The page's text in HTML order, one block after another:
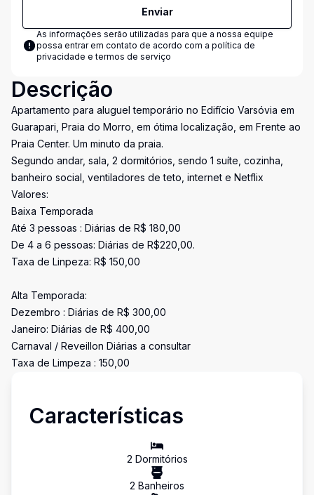
Enviar
As informações serão utilizadas para que a nossa equipe
possa entrar em contato de acordo com a política de
privacidade e termos de serviço
Descrição
Apartamento para aluguel temporário no Edifício Varsóvia em
Guarapari, Praia do Morro, em ótima localização, em Frente ao
Praia Center. Um minuto da praia.
Segundo andar, sala, 2 dormitórios, sendo 1 suíte, cozinha,
banheiro social, ventiladores de teto, internet e Netflix
Valores:
Baixa Temporada
Até 3 pessoas : Diárias de R$ 180,00
De 4 a 6 pessoas: Diárias de R$220,00.
Taxa de Linpeza: R$ 150,00
Alta Temporada:
Dezembro : Diárias de R$ 300,00
Janeiro: Diárias de R$ 400,00
Carnaval / Reveillon Diárias a consultar
Taxa de Limpeza : 150,00
Características
2 Dormitórios
2 Banheiros